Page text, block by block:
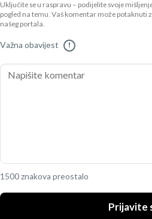
Uključite se u raspravu – podijelite svoje
pogled na temu. Vaš komentar može
našeg portala.
Važna obavijest !
1500 znakova preostalo
Prijavite